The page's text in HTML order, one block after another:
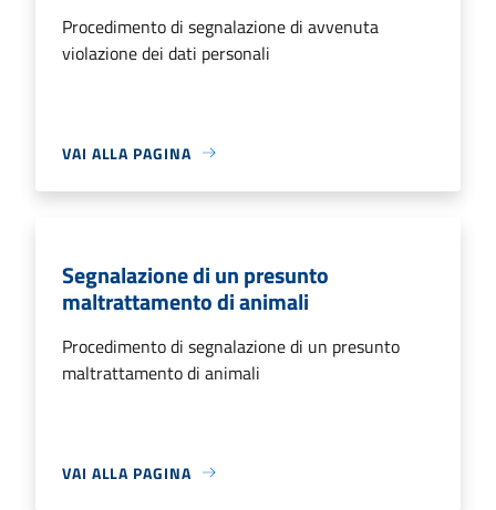
Procedimento di segnalazione di avvenuta
violazione dei dati personali
VAI ALLA PAGINA
Segnalazione di un presunto
maltrattamento di animali
Procedimento di segnalazione di un presunto
maltrattamento di animali
VAI ALLA PAGINA